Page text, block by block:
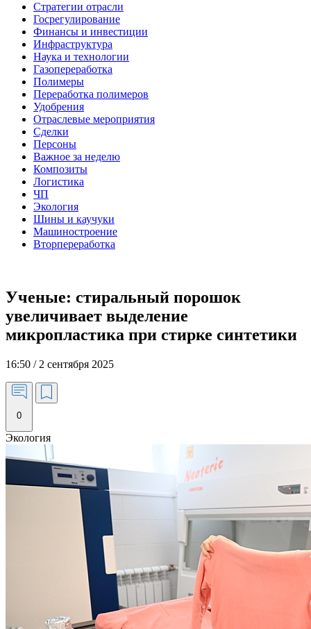
Стратегии отрасли
Госрегулирование
Финансы и инвестиции
Инфраструктура
Наука и технологии
Газопереработка
Полимеры
Переработка полимеров
Удобрения
Отраслевые мероприятия
Сделки
Персоны
Важное за неделю
Композиты
Логистика
ЧП
Экология
Шины и каучуки
Машиностроение
Вторпереработка
Ученые: стиральный порошок
увеличивает выделение
микропластика при стирке синтетики
16:50 / 2 сентября 2025
0